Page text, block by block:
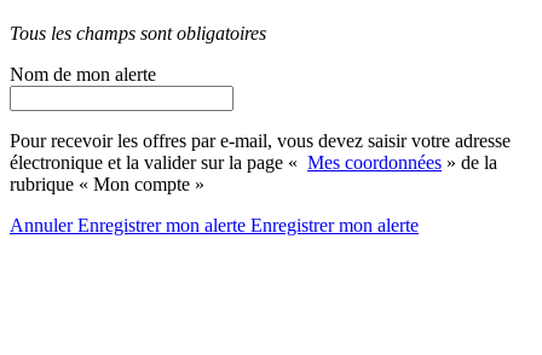
Tous les champs sont obligatoires
Nom de mon alerte
Pour recevoir les offres par e-mail, vous devez saisir votre adresse
électronique et la valider sur la page « Mes coordonnées » de la
rubrique « Mon compte »
AnnulerEnregistrer mon alerte Enregistrermon alerte